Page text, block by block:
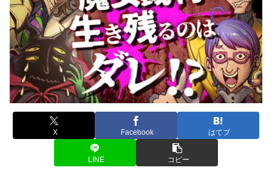
X Facebook はてブ
LINE コピー